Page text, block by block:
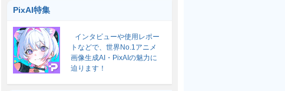
PixAI特集
インタビューや使用レポー
トなどで、世界No.1アニメ
画像生成AI・PixAIの魅力に
迫ります！